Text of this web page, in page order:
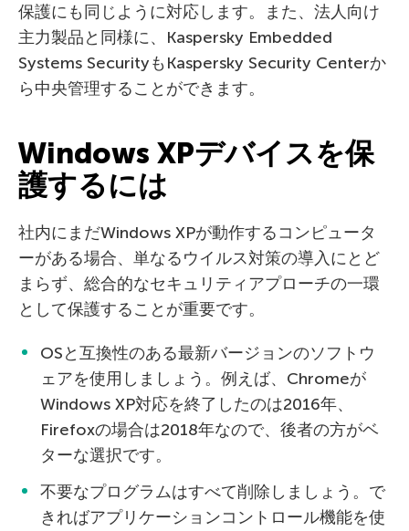
保護にも同じように対応します。また、法人向け
主力製品と同様に、Kaspersky Embedded
Systems SecurityもKaspersky Security Centerか
ら中央管理することができます。
Windows XPデバイスを保
護するには
社内にまだWindows XPが動作するコンピュータ
ーがある場合、単なるウイルス対策の導入にとど
まらず、総合的なセキュリティアプローチの一環
として保護することが重要です。
OSと互換性のある最新バージョンのソフトウ
ェアを使用しましょう。例えば、Chromeが
Windows XP対応を終了したのは2016年、
Firefoxの場合は2018年なので、後者の方がベ
ターな選択です。
不要なプログラムはすべて削除しましょう。で
きればアプリケーションコントロール機能を使